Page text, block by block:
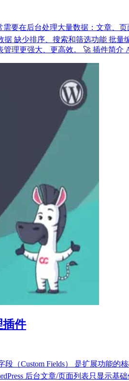
要在后台处理大量数据：文章、
缺少排序、搜索和筛选功能 批
理更强大、更高效。 🚀 插件简介
插件
段（Custom Fields） 是扩展功能
后台文章/页面列表只显示